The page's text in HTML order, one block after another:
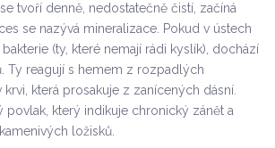
se tvoří denně, nedostatečně čistí, začíná
se nazývá mineralizace. Pokud v ústech
(ty, které nemají rádi kyslík), dochází
Ty reagují s hemem z rozpadlých
která prosakuje z zanícených dásní.
povlak, který indikuje chronický zánět a
ložisků